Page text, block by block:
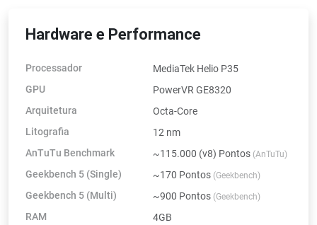
Hardware e Performance
Processador
MediaTek Helio P35
GPU
PowerVR GE8320
Arquitetura
Octa-Core
Litografia
12 nm
AnTuTu Benchmark
~115.000 (v8) Pontos (AnTuTu)
Geekbench 5 (Single) ~170 Pontos (Geekbench)
Geekbench 5 (Multi) ~900 Pontos (Geekbench)
RAM 4GB